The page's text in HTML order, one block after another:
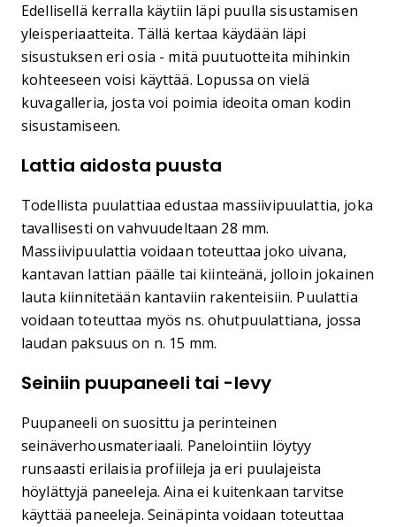
Edellisellä kerralla käytiin läpi puulla sisustamisen
yleisperiaatteita. Tällä kertaa käydään läpi
sisustuksen eri osia - mitä puutuotteita mihinkin
kohteeseen voisi käyttää. Lopussa on vielä
kuvagalleria, josta voi poimia ideoita oman kodin
sisustamiseen.
Lattia aidosta puusta
Todellista puulattiaa edustaa massiivipuulattia, joka
tavallisesti on vahvuudeltaan 28 mm.
Massiivipuulattia voidaan toteuttaa joko uivana,
kantavan lattian päälle tai kiinteänä, jolloin jokainen
lauta kiinnitetään kantaviin rakenteisiin. Puulattia
voidaan toteuttaa myös ns. ohutpuulattiana, jossa
laudan paksuus on n. 15 mm.
Seiniin puupaneeli tai -levy
Puupaneeli on suosittu ja perinteinen
seinäverhousmateriaali. Panelointiin löytyy
runsaasti erilaisia profiileja ja eri puulajeista
höylättyjä paneeleja. Aina ei kuitenkaan tarvitse
käyttää paneeleja. Seinäpinta voidaan toteuttaa